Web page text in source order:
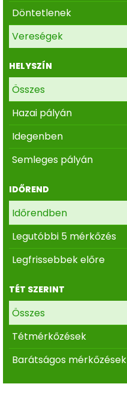
Döntetlenek
Vereségek
HELYSZÍN
Összes
Hazai pályán
Idegenben
Semleges pályán
IDŐREND
Időrendben
Legutóbbi 5 mérkőzés
Legfrissebbek előre
TÉT SZERINT
Összes
Tétmérkőzések
Barátságos mérkőzések